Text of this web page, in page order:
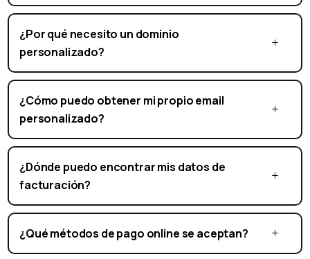
Punto de venta Bizplin: Modo restaurante
mesas y cocina
Mercado internacional
a varios idiomas
💱 Acepta pagos en
¿Por qué necesito un dominio
personalizado?
¿Cómo puedo obtener mi propio email
personalizado?
¿Dónde puedo encontrar mis datos de
facturación?
¿Qué métodos de pago online se aceptan?